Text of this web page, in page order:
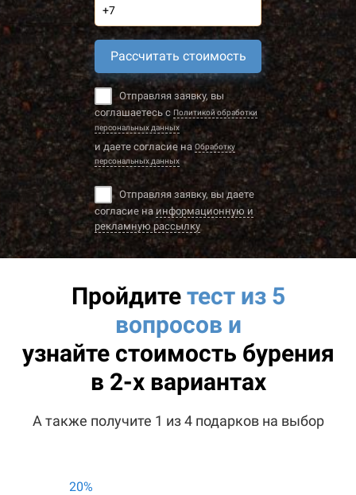
Рассчитать стоимость
Отправляя заявку, вы
соглашаетесь с Политикой обработки
персональных данных
и даете согласие на Обработку
персональных данных
Отправляя заявку, вы даете
согласие наинформационную и
рекламную рассылку
Пройдитетест из 5
вопросов и
узнайте стоимость бурения
в 2-х вариантах
А также получите 1 из 4 подарков на выбор
20%